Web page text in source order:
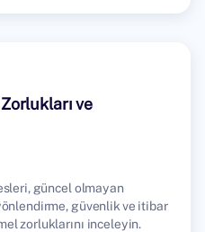
ve
güncel olmayan
güvenlik ve itibar
zorluklarını inceleyin.